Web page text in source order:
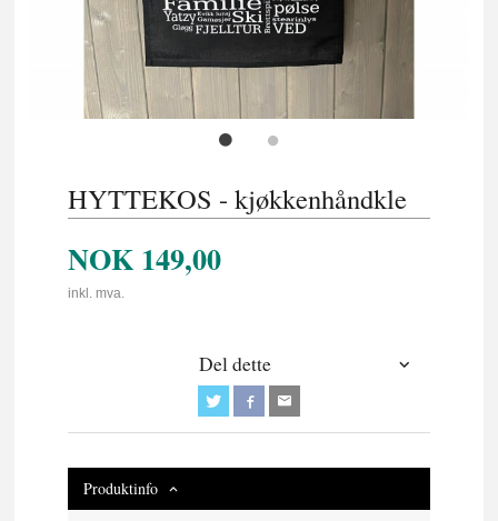
HYTTEKOS - kjøkkenhåndkle
NOK 149,00
inkl. mva.
Del dette
Produktinfo